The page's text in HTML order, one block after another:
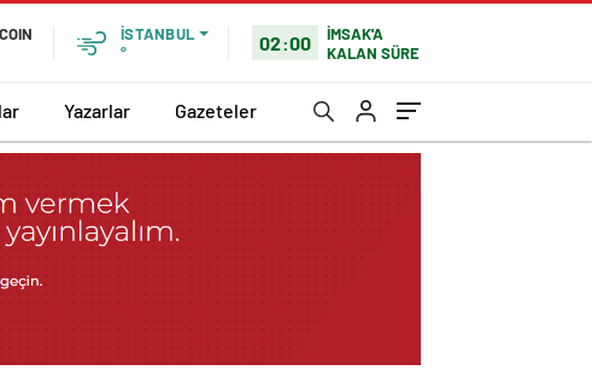
İSTANBUL
°
02:00
İMSAK'A
KALAN SÜRE
Yazarlar Gazeteler